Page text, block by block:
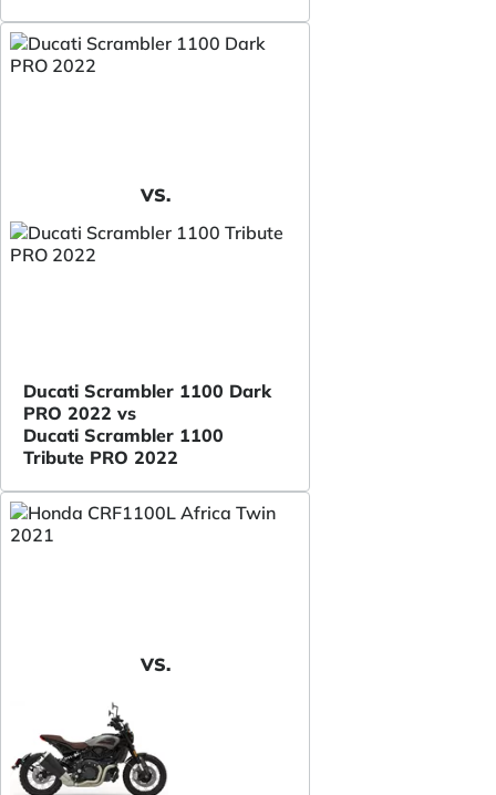
VS.
Ducati Scrambler 1100 Dark
PRO 2022 vs
Ducati Scrambler 1100
Tribute PRO 2022
VS.